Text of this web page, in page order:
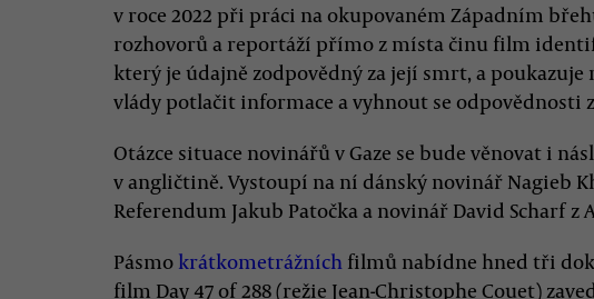
v roce 2022 při práci na okupovaném Západním
rozhovorů a reportáží přímo z místa činu film
který je údajně zodpovědný za její smrt, a poukazuje
vlády potlačit informace a vyhnout se odpovědnosti
Otázce situace novinářů v Gaze se bude věnovat i
v angličtině. Vystoupí na ní dánský novinář Nagieb
Referendum Jakub Patočka a novinář David Scharf z
Pásmo krátkometrážních filmů nabídne hned tři
film Day 47 of 288 (režie Jean-Christophe Couet)